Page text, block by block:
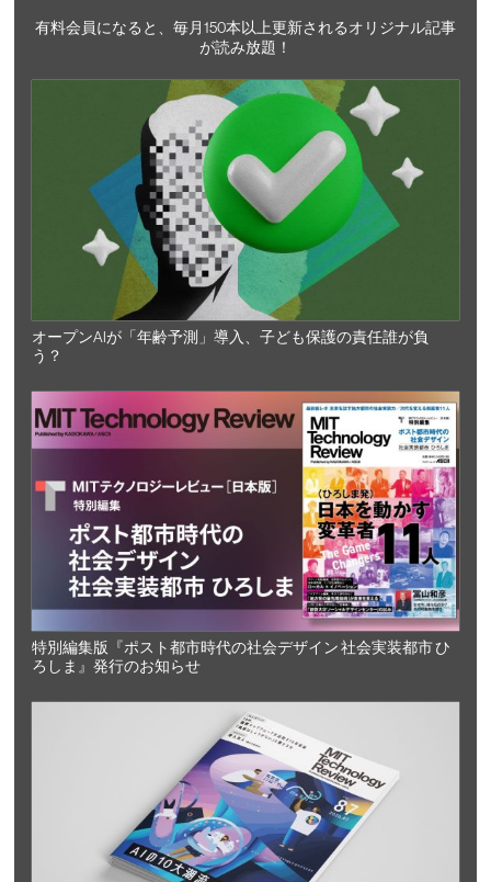
有料会員になると、毎月150本以上更新されるオリジナル記事
が読み放題！
オープンAIが「年齢予測」導入、子ども保護の責任誰が負
う？
特別編集版『ポスト都市時代の社会デザイン 社会実装都市 ひ
ろしま』発行のお知らせ